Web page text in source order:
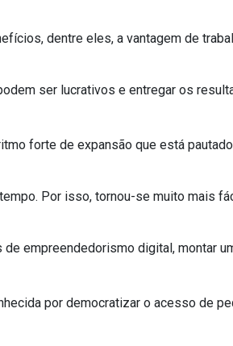
dentre eles, a vantagem de
ser lucrativos e entregar os
forte de expansão que está
Por isso, tornou-se muito mais
empreendedorismo digital, montar
por democratizar o acesso de